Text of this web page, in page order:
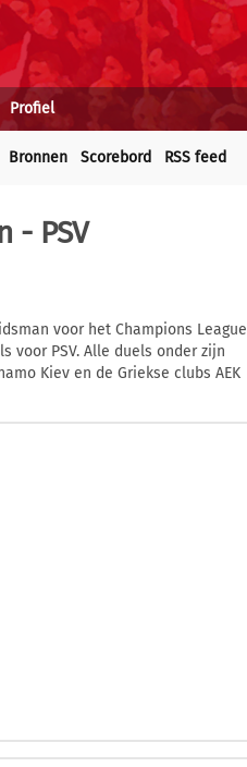
Profiel
Bronnen Scorebord RSS feed
- PSV
voor het Champions League
voor PSV. Alle duels onder zijn
Kiev en de Griekse clubs AEK